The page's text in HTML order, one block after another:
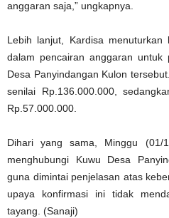
anggaran saja,” ungkapnya.
Lebih lanjut, Kardisa
dalam pencairan anggaran untuk
Desa Panyindangan Kulon
senilai Rp.136.000.000,
Rp.57.000.000.
Dihari yang sama, Minggu (01/
menghubungi Kuwu Desa
guna dimintai penjelasan atas
upaya konfirmasi ini tidak
tayang. (Sanaji)